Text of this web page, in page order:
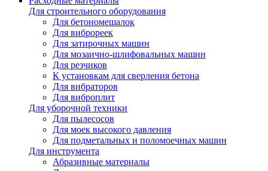
Для строительного оборудования
Для бетономешалок
Для виброреек
Для затирочных машин
Для мозаично-шлифовальных машин
Для резчиков
К установкам для сверления бетона
Для вибраторов
Для виброплит
Для уборочной техники
Для пылесосов
Для моек высокого давления
Для подметальных и поломоечных машин
Для инструмента
Абразивные материалы